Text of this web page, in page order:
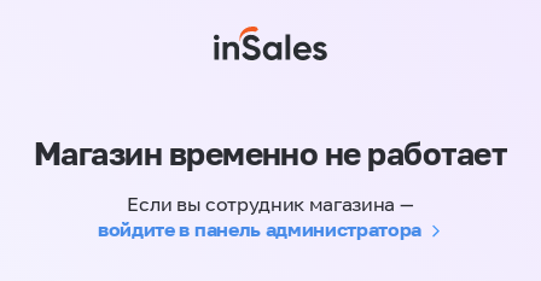
Магазин временно не работает
Если вы сотрудник магазина —
войдите в панель администратора